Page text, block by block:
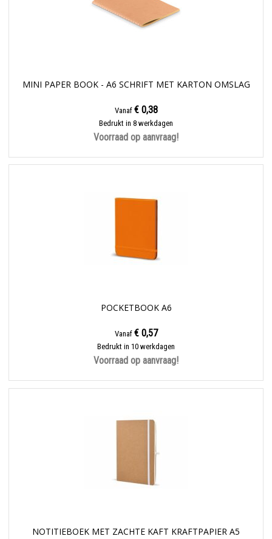
MINI PAPER BOOK - A6 SCHRIFT MET KARTON OMSLAG
Vanaf € 0,38
Bedrukt in 8 werkdagen
Voorraad op aanvraag!
POCKETBOOK A6
Vanaf € 0,57
Bedrukt in 10 werkdagen
Voorraad op aanvraag!
NOTITIEBOEK MET ZACHTE KAFT KRAFTPAPIER A5